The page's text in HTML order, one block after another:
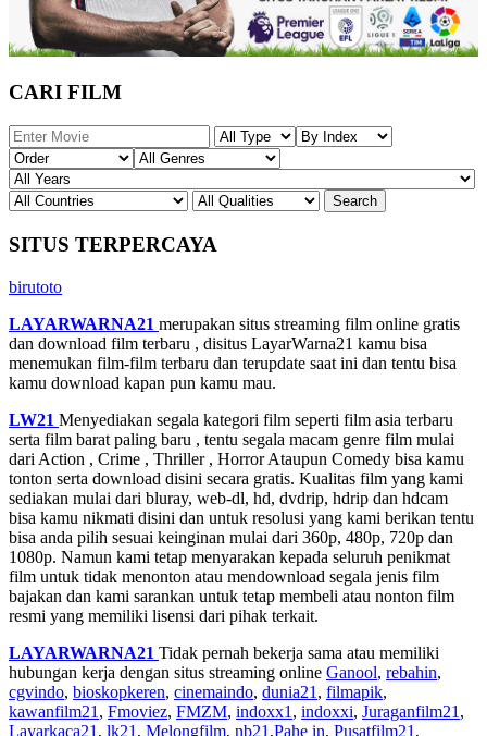
CARI FILM
SITUS TERPERCAYA
birutoto
LAYARWARNA21 merupakan situs streaming film online gratis
dan download film terbaru , disitus LayarWarna21 kamu bisa
menemukan film-film terbaru dan terupdate saat ini dan tentu bisa
kamu download kapan pun kamu mau.
LW21 Menyediakan segala kategori film seperti film asia terbaru
serta film barat paling baru , tentu segala macam genre film mulai
dari Action , Crime , Thriller , Horror Ataupun Comedy bisa kamu
tonton serta download disini secara gratis. Kualitas film yang kami
sediakan mulai dari bluray, web-dl, hd, dvdrip, hdrip dan hdcam
bisa kamu nikmati disini dan untuk resolusi yang kami berikan tentu
bisa anda pilih sesuai keinginan mulai dari 360p, 480p, 720p dan
1080p. Namun kami tetap menyarakan kepada seluruh penikmat
film untuk tidak menonton atau mendownload segala jenis film
bajakan dan kami sarankan untuk tetap membeli atau nonton film
resmi yang memiliki lisensi dari pihak terkait.
LAYARWARNA21 Tidak pernah bekerja sama atau memiliki
hubungan kerja dengan situs streaming online Ganool, rebahin,
cgvindo, bioskopkeren, cinemaindo, dunia21 , filmapik,
kawanfilm21 , Fmoviez, FMZM, indoxx1 , indoxxi, Juraganfilm21 ,
Layarkaca21 , lk21 , Melongfilm, nb21 ,Pahe in, Pusatfilm21 ,